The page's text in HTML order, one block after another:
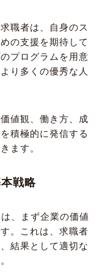
職者は、自身のス
の支援を期待して
プログラムを用意
り多くの優秀な人
値観、働き方、成
積極的に発信する
ます。
戦略
、まず企業の価値
。これは、求職者
結果として適切な